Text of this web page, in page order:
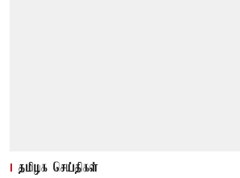
தமிழக செய்திகள்